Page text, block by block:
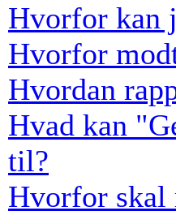
Hvorfor kan
Hvorfor
Hvordan
Hvad kan
til?
Hvorfor skal